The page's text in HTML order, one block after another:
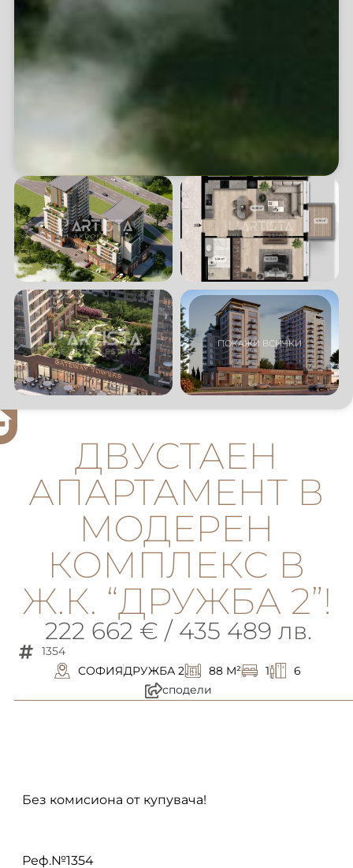
ДВУСТАЕН
АПАРТАМЕНТ В
МОДЕРЕН
КОМПЛЕКС В
Ж.К. “ДРУЖБА 2”!
222 662 € / 435 489 лв.
1354
СОФИЯДРУЖБА 2 88 M² 1
6
сподели
Без комисиона от купувача!
Реф.№1354